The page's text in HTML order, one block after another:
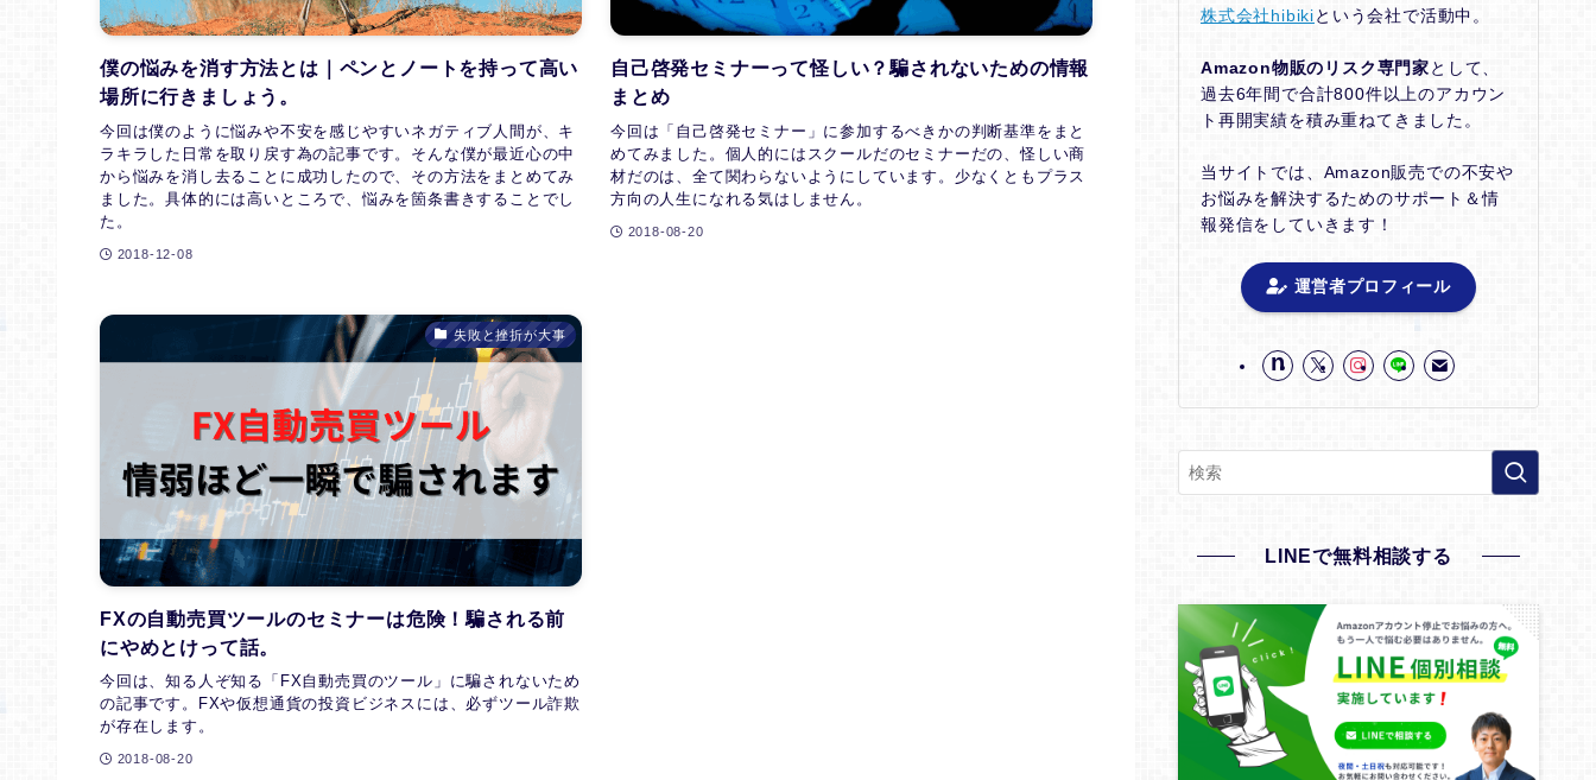
僕の悩みを消す方法とは｜ペンとノートを持って高い
場所に行きましょう。
今回は僕のように悩みや不安を感じやすいネガティブ人間が、キ
ラキラした日常を取り戻す為の記事です。そんな僕が最近心の中
から悩みを消し去ることに成功したので、その方法をまとめてみ
ました。具体的には高いところで、悩みを箇条書きすることでし
た。
2018-12-08
自己啓発セミナーって怪しい？騙されないための情報
まとめ
今回は「自己啓発セミナー」に参加するべきかの判断基準をまと
めてみました。個人的にはスクールだのセミナーだの、怪しい商
材だのは、全て関わらないようにしています。少なくともプラス
方向の人生になれる気はしません。
2018-08-20
失敗と挫折が大事
FXの自動売買ツールのセミナーは危険！騙される前
にやめとけって話。
今回は、知る人ぞ知る「FX自動売買のツール」に騙されないため
の記事です。FXや仮想通貨の投資ビジネスには、必ずツール詐欺
が存在します。
2018-08-20
株式会社hibikiという会社で活動中。
Amazon物販のリスク専門家として、
過去6年間で合計800件以上のアカウン
ト再開実績を積み重ねてきました。
当サイトでは、Amazon販売での不安や
お悩みを解決するためのサポート＆情
報発信をしていきます！
運営者プロフィール
LINEで無料相談する